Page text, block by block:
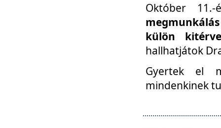
Október
külön
hallhatjátok
Gyertek el
mindenkinek